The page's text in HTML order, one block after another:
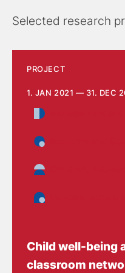
Selected research
PROJECT
1. JAN 2021 — 31. DEC
Child well-being
classroom